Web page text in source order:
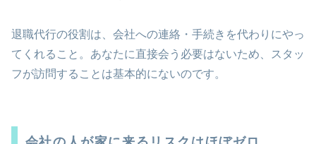
退職代行の役割は、会社への連絡・手続きを代わりにやっ
てくれること。あなたに直接会う必要はないため、スタッ
フが訪問することは基本的にないのです。